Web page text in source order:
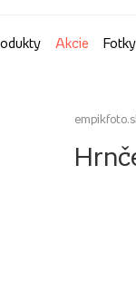
Akcie Fotky